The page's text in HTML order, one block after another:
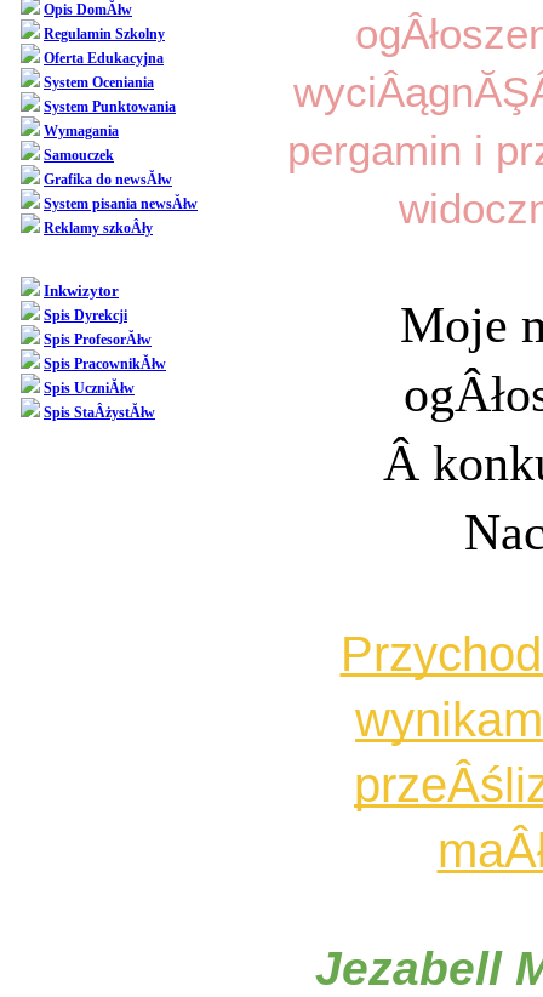
Opis DomĂłw
Regulamin Szkolny
Oferta Edukacyjna
System Oceniania
System Punktowania
Wymagania
Samouczek
Grafika do newsĂłw
System pisania newsĂłw
Reklamy szkoÂły
Inkwizytor
Spis Dyrekcji
Spis ProfesorĂłw
Spis PracownikĂłw
Spis UczniĂłw
Spis StaÂżystĂłw
pergamin i
Moje
Â
Jezabell